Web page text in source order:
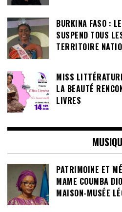
BURKINA FASO :
SUSPEND TOUS
TERRITOIRE
MISS
LA BEAUTÉ
LIVRES
PATRIMOINE ET
MAME COUMBA
MAISON-MUSÉE